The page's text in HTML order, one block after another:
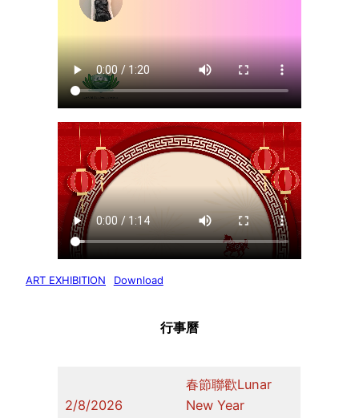
ART EXHIBITION Download
行事曆
2/8/2026
春節聯歡Lunar
New Year